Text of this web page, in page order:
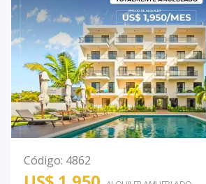
Código: 4862